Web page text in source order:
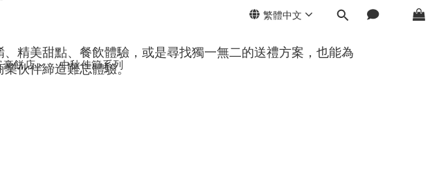
繁體中文
豪餅店 中秋佳節系列
精美甜點、餐飲體驗，或是尋找獨一無二的送禮方案，也能為
伙伴締造難忘體驗。